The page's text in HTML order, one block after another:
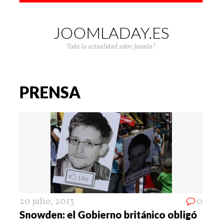
JOOMLADAY.ES
Toda la actualidad sobre Joomla!
PRENSA
20 julio, 2013 0
Snowden: el Gobierno británico obligó